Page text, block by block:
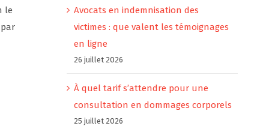
le
Avocats en indemnisation des
victimes : que valent les témoignages
en ligne
26 juillet 2026
À quel tarif s’attendre pour une
consultation en dommages corporels
25 juillet 2026